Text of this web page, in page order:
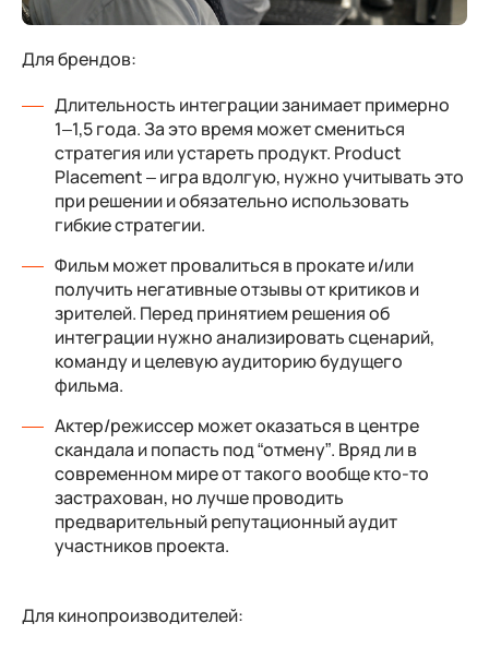
Для брендов:
Длительность интеграции занимает примерно
1–1,5 года. За это время может смениться
стратегия или устареть продукт. Product
Placement – игра вдолгую, нужно учитывать это
при решении и обязательно использовать
гибкие стратегии.
Фильм может провалиться в прокате и/или
получить негативные отзывы от критиков и
зрителей. Перед принятием решения об
интеграции нужно анализировать сценарий,
команду и целевую аудиторию будущего
фильма.
Актер/режиссер может оказаться в центре
скандала и попасть под “отмену”. Вряд ли в
современном мире от такого вообще кто-то
застрахован, но лучше проводить
предварительный репутационный аудит
участников проекта.
Для кинопроизводителей: